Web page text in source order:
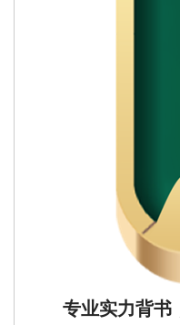
专业实力背书